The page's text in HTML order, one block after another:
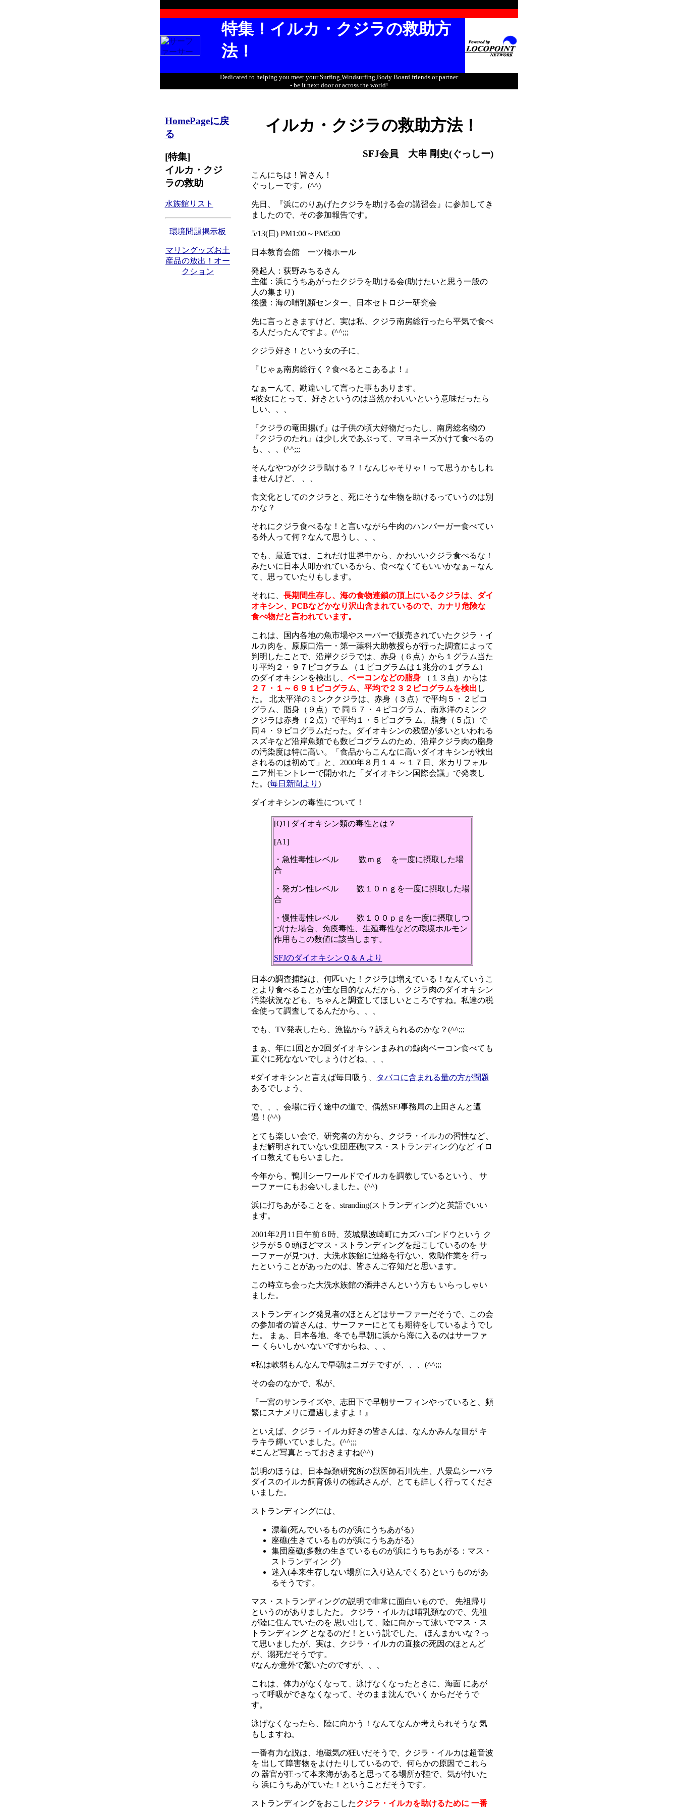
特集！イルカ・クジラの救助方
法！
Dedicated to helping you meet your Surfing,Windsurfing,Body Board friends or partner
- be it next door or across the world!
HomePageに戻
る
[特集]
イルカ・クジ
ラの救助
水族館リスト
環境問題掲示板
マリングッズお土
産品の放出！オー
クション
イルカ・クジラの救助方法！
SFJ会員 大串 剛史(ぐっしー)
こんにちは！皆さん！
ぐっしーです。(^^)
先日、『浜にのりあげたクジラを助ける会の講習会』に参加してき
ましたので、その参加報告です。
5/13(日) PM1:00～PM5:00
日本教育会館 一ツ橋ホール
発起人：荻野みちるさん
主催：浜にうちあがったクジラを助ける会(助けたいと思う一般の
人の集まり)
後援：海の哺乳類センター、日本セトロジー研究会
先に言っときますけど、実は私、クジラ南房総行ったら平気で食べ
る人だったんですよ。(^^;;;
クジラ好き！という女の子に、
『じゃぁ南房総行く？食べるとこあるよ！』
なぁーんて、勘違いして言った事もあります。
#彼女にとって、好きというのは当然かわいいという意味だったら
しい、、、
『クジラの竜田揚げ』は子供の頃大好物だったし、南房総名物の
『クジラのたれ』は少し火であぶって、マヨネーズかけて食べるの
も、、、(^^;;;
そんなやつがクジラ助ける？！なんじゃそりゃ！って思うかもしれ
ませんけど、 、、
食文化としてのクジラと、死にそうな生物を助けるっていうのは別
かな？
それにクジラ食べるな！と言いながら牛肉のハンバーガー食べてい
る外人って何？なんて思うし、、、
でも、最近では、これだけ世界中から、かわいいクジラ食べるな！
みたいに日本人叩かれているから、食べなくてもいいかなぁ～なん
て、思っていたりもします。
それに、 長期間生存し、海の食物連鎖の頂上にいるクジラは、ダイ
オキシン、PCBなどかなり沢山含まれているので、カナリ危険な
食べ物だと言われています。
これは、国内各地の魚市場やスーパーで販売されていたクジラ・イ
ルカ肉を、原原口浩一・第一薬科大助教授らが行った調査によって
判明したことで、沿岸クジラでは、赤身（６点）から１グラム当た
り平均２・９７ピコグラム （１ピコグラムは１兆分の１グラム）
のダイオキシンを検出し、 ベーコンなどの脂身
（１３点）からは
２７・１～６９１ピコグラム、平均で２３２ピコグラムを検出 し
た。 北太平洋のミンククジラは、赤身（３点）で平均５・２ピコ
グラム、脂身（９点）で 同５７・４ピコグラム、南氷洋のミンク
クジラは赤身（２点）で平均１・５ピコグラ ム、脂身（５点）で
同４・９ピコグラムだった。ダイオキシンの残留が多いといわれる
スズキなど沿岸魚類でも数ピコグラムのため、沿岸クジラ肉の脂身
の汚染度は特に高い。「食品からこんなに高いダイオキシンが検出
されるのは初めて」と、2000年８月１４ ～１７日、米カリフォル
ニア州モントレーで開かれた「ダイオキシン国際会議」で発表し
た。(毎日新聞より )
ダイオキシンの毒性について！
[Q1] ダイオキシン類の毒性とは？
[A1]
・急性毒性レベル 数ｍｇ を一度に摂取した場
合
・発ガン性レベル 数１０ｎｇを一度に摂取した場
合
・慢性毒性レベル 数１００ｐｇを一度に摂取しつ
づけた場合、免疫毒性、生殖毒性などの環境ホルモン
作用もこの数値に該当します。
SFJのダイオキシンＱ＆Ａより
日本の調査捕鯨は、何匹いた！クジラは増えている！なんていうこ
とより食べることが主な目的なんだから、クジラ肉のダイオキシン
汚染状況なども、ちゃんと調査してほしいところですね。私達の税
金使って調査してるんだから、、、
でも、TV発表したら、漁協から？訴えられるのかな？(^^;;;
まぁ、年に1回とか2回ダイオキシンまみれの鯨肉ベーコン食べても
直ぐに死なないでしょうけどね、、、
#ダイオキシンと言えば毎日吸う、
タバコに含まれる量の方が問題
あるでしょう。
で、、、会場に行く途中の道で、偶然SFJ事務局の上田さんと遭
遇！(^^)
とても楽しい会で、研究者の方から、クジラ・イルカの習性など、
まだ解明されていない集団座礁(マス・ストランディング)など イロ
イロ教えてもらいました。
今年から、鴨川シーワールドでイルカを調教しているという、 サ
ーファーにもお会いしました。(^^)
浜に打ちあがることを、stranding(ストランディング)と英語でいい
ます。
2001年2月11日午前６時、茨城県波崎町にカズハゴンドウという ク
ジラが５０頭ほどマス・ストランディングを起こしているのを サ
ーファーが見つけ、大洗水族館に連絡を行ない、救助作業を 行っ
たということがあったのは、皆さんご存知だと思います。
この時立ち会った大洗水族館の酒井さんという方も いらっしゃい
ました。
ストランディング発見者のほとんどはサーファーだそうで、この会
の参加者の皆さんは、サーファーにとても期待をしているようでし
た。 まぁ、日本各地、冬でも早朝に浜から海に入るのはサーファ
ー くらいしかいないですからね、、、
#私は軟弱もんなんで早朝はニガテですが、、、(^^;;;
その会のなかで、私が、
『一宮のサンライズや、志田下で早朝サーフィンやっていると、頻
繁にスナメリに遭遇しますよ！』
といえば、クジラ・イルカ好きの皆さんは、なんかみんな目が キ
ラキラ輝いていました。(^^;;;
#こんど写真とっておきますね(^^)
説明のほうは、日本鯨類研究所の獣医師石川先生、八景島シーパラ
ダイスのイルカ飼育係りの徳武さんが、とても詳しく行ってくださ
いました。
ストランディングには、
漂着(死んでいるものが浜にうちあがる)
座礁(生きているものが浜にうちあがる)
集団座礁(多数の生きているものが浜にうちちあがる：マス・
ストランディン グ)
迷入(本来生存しない場所に入り込んでくる) というものがあ
るそうです。
マス・ストランディングの説明で非常に面白いもので、 先祖帰り
というのがありましたた。 クジラ・イルカは哺乳類なので、先祖
が陸に住んでいたのを 思い出して、陸に向かって泳いでマス・ス
トランディング となるのだ！という説でした。 ほんまかいな？っ
て思いましたが、実は、クジラ・イルカの直接の死因のほとんど
が、溺死だそうです。
#なんか意外で驚いたのですが、、、
これは、体力がなくなって、泳げなくなったときに、海面 にあが
って呼吸ができなくなって、そのまま沈んでいく からだそうで
す。
泳げなくなったら、陸に向かう！なんてなんか考えられそうな 気
もしますね。
一番有力な説は、地磁気の狂いだそうで、クジラ・イルカは超音波
を 出して障害物をよけたりしているので、何らかの原因でこれら
の 器官が狂って本来海があると思ってる場所が陸で、気が付いた
ら 浜にうちあがていた！ということだそうです。
ストランディングをおこしたクジラ・イルカを助けるために 一番